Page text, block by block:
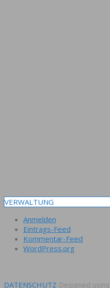
VERWALTUNG
Anmelden
Eintrags-Feed
Kommentar-Feed
WordPress.org
DATENSCHUTZ Designed using